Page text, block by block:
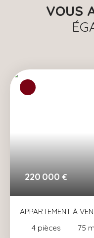
VOUS
220 000 €
APPARTEMENT À
4 pièces 75